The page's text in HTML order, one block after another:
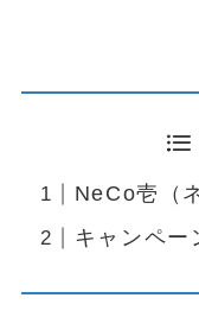
NeCo壱（
キャンペー